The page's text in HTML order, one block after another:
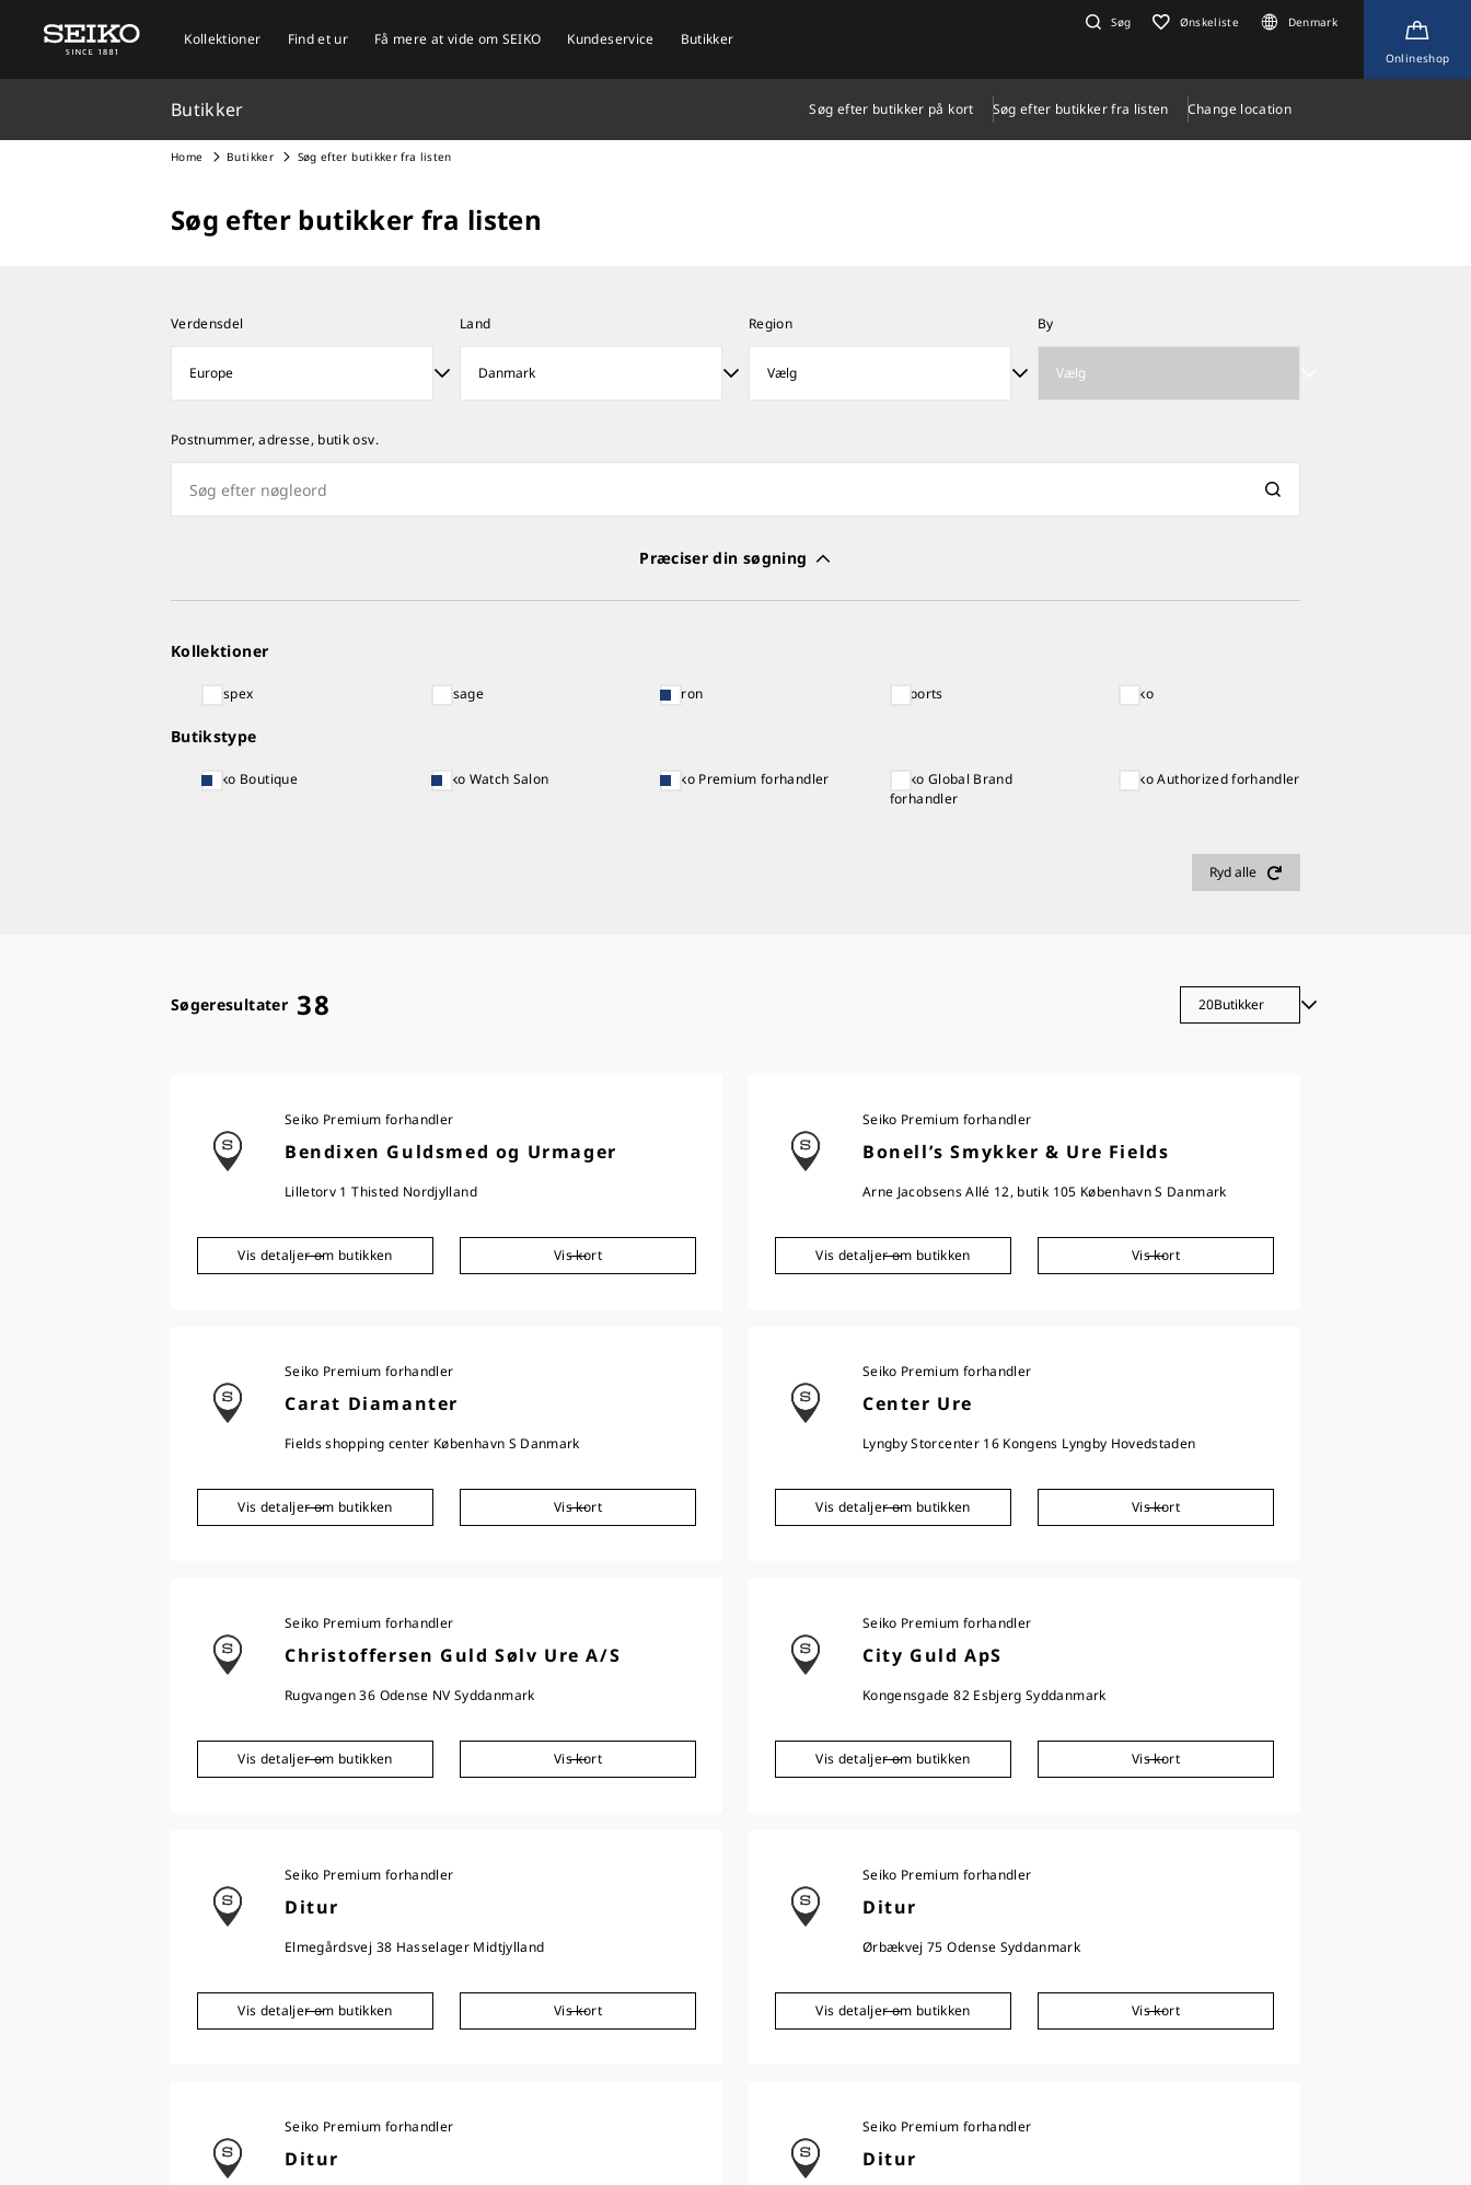
Kollektioner Find et ur Få mere at vide om SEIKO Kundeservice Butikker
Søg Ønskeliste Denmark
Onlineshop
Butikker Søg efter butikker på kort Søg efter butikker fra listen Change location
Home Butikker Søg efter butikker fra listen
Søg efter butikker fra listen
Verdensdel Land Region By
Postnummer, adresse, butik osv.
Præciser din søgning
Kollektioner
Prospex Presage Astron 5 Sports Seiko
Butikstype
Seiko Boutique Seiko Watch Salon Seiko Premium forhandler
Seiko Global Brand
forhandler
Seiko Authorized forhandler
Ryd alle
Søgeresultater 38
Seiko Premium forhandler
Bendixen Guldsmed og Urmager
Lilletorv 1 Thisted Nordjylland
Vis detaljer om butikken Vis kort
Seiko Premium forhandler
Bonell’s Smykker & Ure Fields
Arne Jacobsens Allé 12, butik 105 København S Danmark
Vis detaljer om butikken Vis kort
Seiko Premium forhandler
Carat Diamanter
Fields shopping center København S Danmark
Vis detaljer om butikken Vis kort
Seiko Premium forhandler
Center Ure
Lyngby Storcenter 16 Kongens Lyngby Hovedstaden
Vis detaljer om butikken Vis kort
Seiko Premium forhandler
Christoffersen Guld Sølv Ure A/S
Rugvangen 36 Odense NV Syddanmark
Vis detaljer om butikken Vis kort
Seiko Premium forhandler
City Guld ApS
Kongensgade 82 Esbjerg Syddanmark
Vis detaljer om butikken Vis kort
Seiko Premium forhandler
Ditur
Elmegårdsvej 38 Hasselager Midtjylland
Vis detaljer om butikken Vis kort
Seiko Premium forhandler
Ditur
Ørbækvej 75 Odense Syddanmark
Vis detaljer om butikken Vis kort
Seiko Premium forhandler
Ditur
Seiko Premium forhandler
Ditur